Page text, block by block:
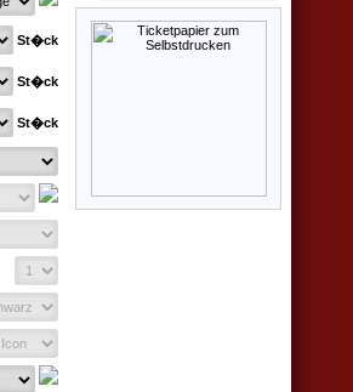
St�ck
St�ck
St�ck